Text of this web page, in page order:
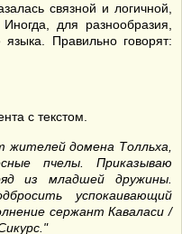
связной и логичной,
для разнообразия,
Правильно говорят:
с текстом.
жителей домена Толльха,
пчелы. Приказываю
из младшей дружины.
успокаивающий
сержант Каваласи /